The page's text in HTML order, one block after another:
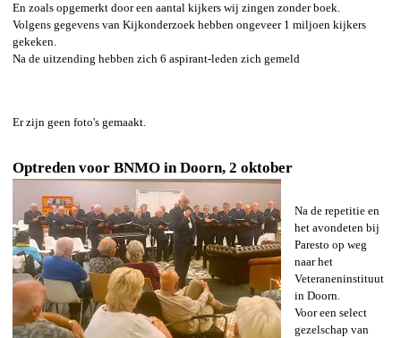
En zoals opgemerkt door een aantal kijkers wij zingen zonder boek.
Volgens gegevens van Kijkonderzoek hebben ongeveer 1 miljoen kijkers
gekeken.
Na de uitzending hebben zich 6 aspirant-leden zich gemeld
Er zijn geen foto's gemaakt.
Optreden voor BNMO in Doorn, 2 oktober
Na de repetitie en
het avondeten bij
Paresto op weg
naar het
Veteraneninstituut
in Doorn.
Voor een select
gezelschap van